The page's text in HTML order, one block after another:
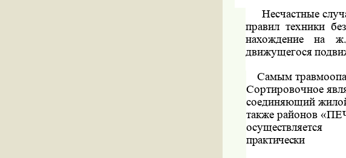
Несчастные
правил техники
нахождение на
движущегося
Самым
Сортировочное
соединяющий
также районов
осуществляется
практически